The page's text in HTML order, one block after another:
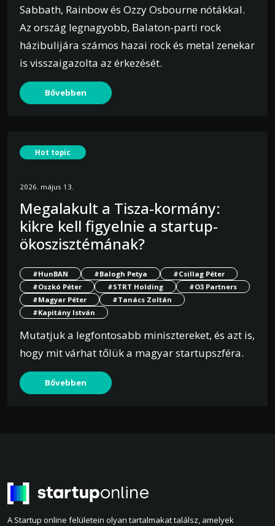
Sabbath, Rainbow és Ozzy Osbourne nótákkal.
Az ország legnagyobb, Balaton-parti rock
házibulijára számos hazai rock és metal zenekar
is visszaigazolta az érkezését.
Bővebben
Hot topic
2026. május 13.
Megalakult a Tisza-kormány:
kikre kell figyelnie a startup-
ökoszisztémának?
#HunBAN #Balogh Petya
#Csillag Péter
#Oszkó Péter
#STRT Holding
#O3 Partners
#Magyar Péter
#Tanács Zoltán
#Kapitány István
Mutatjuk a legfontosabb minisztereket, és azt is,
hogy mit várhat tőlük a magyar startupszféra.
Bővebben
A Startup online felületein olyan tartalmakat találsz, amelyek